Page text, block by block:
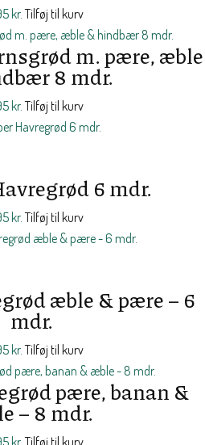
kr. Tilføj til kurv
m. pære, æble
8 mdr.
kr. Tilføj til kurv
6 mdr.
kr. Tilføj til kurv
æble & pære – 6
mdr.
kr. Tilføj til kurv
pære, banan &
– 8 mdr.
kr. Tilføj til kurv